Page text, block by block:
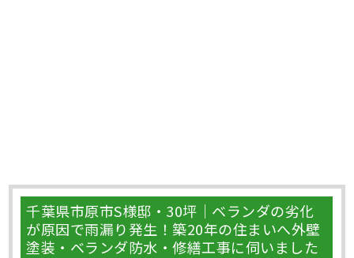
千葉県市原市S様邸・30坪｜ベランダの劣化
が原因で雨漏り発生！築20年の住まいへ外壁
塗装・ベランダ防水・修繕工事に伺いました